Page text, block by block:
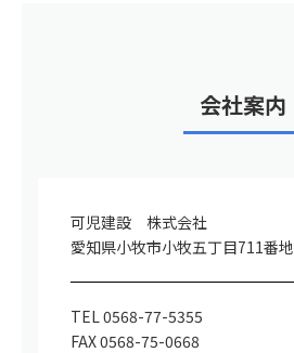
会社案内
可児建設 株式会社
愛知県小牧市小牧五丁目711番地
TEL 0568-77-5355
FAX 0568-75-0668